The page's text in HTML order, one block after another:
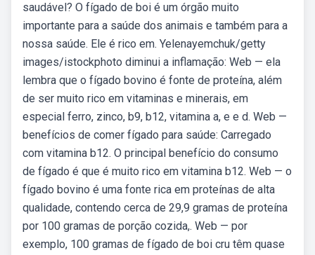
saudável? O fígado de boi é um órgão muito
importante para a saúde dos animais e também para a
nossa saúde. Ele é rico em. Yelenayemchuk/getty
images/istockphoto diminui a inflamação: Web — ela
lembra que o fígado bovino é fonte de proteína, além
de ser muito rico em vitaminas e minerais, em
especial ferro, zinco, b9, b12, vitamina a, e e d. Web —
benefícios de comer fígado para saúde: Carregado
com vitamina b12. O principal benefício do consumo
de fígado é que é muito rico em vitamina b12. Web — o
fígado bovino é uma fonte rica em proteínas de alta
qualidade, contendo cerca de 29,9 gramas de proteína
por 100 gramas de porção cozida,. Web — por
exemplo, 100 gramas de fígado de boi cru têm quase